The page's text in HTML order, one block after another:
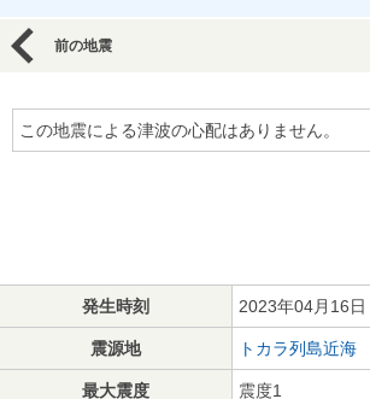
前の地震
この地震による津波の心配はありません。
発生時刻 2023年04月16
震源地 トカラ列島近海
最大震度 震度1